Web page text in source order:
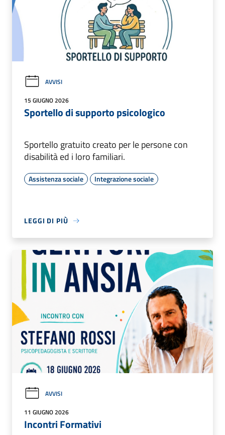
AVVISI
15 GIUGNO 2026
Sportello di supporto psicologico
Sportello gratuito creato per le persone con
disabilità ed i loro familiari.
Assistenza sociale Integrazione sociale
LEGGI DI PIÙ
AVVISI
11 GIUGNO 2026
Incontri Formativi